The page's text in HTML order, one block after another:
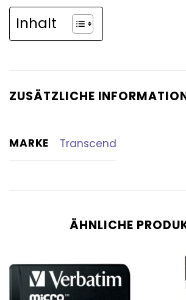
Inhalt
ZUSÄTZLICHE
MARKE Transcend
ÄHNLICHE